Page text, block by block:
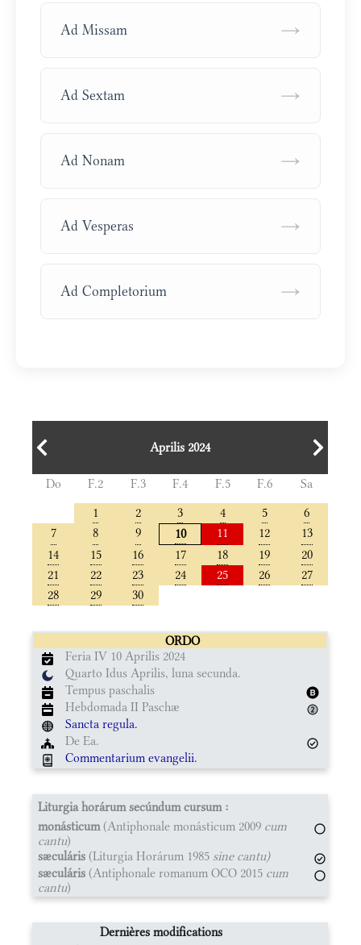
Ad Missam →
Ad Sextam →
Ad Nonam →
Ad Vesperas →
Ad Completorium →
Aprilis 2024
Do F.2 F.3 F.4 F.5 F.6
Sa
1
2 3 4 5
6
7
8 9 10 11 12
13
14
15 16 17 18 19
20
21
22 23 24 25 26
27
28
29 30
ORDO
Feria IV 10 Aprilis 2024
Quarto Idus Aprilis, luna secunda.
Tempus paschalis
Hebdomada II Paschæ
Sancta regula.
De Ea.
Commentarium evangelii.
Liturgia horárum secúndum cursum :
monásticum(Antiphonale monásticum 2009 cum
cantu)
sæculáris (Liturgia Horárum 1985 sine cantu)
sæculáris (Antiphonale romanum OCO 2015 cum
cantu)
Dernières modifications